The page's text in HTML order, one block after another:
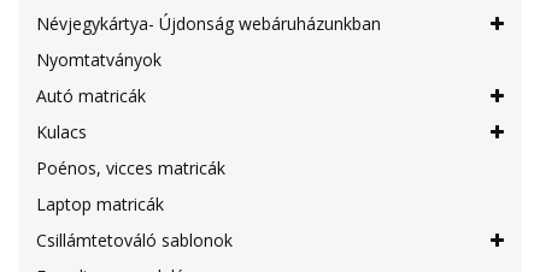
Névjegykártya- Újdonság webáruházunkban
Nyomtatványok
Autó matricák
Kulacs
Poénos, vicces matricák
Laptop matricák
Csillámtetováló sablonok